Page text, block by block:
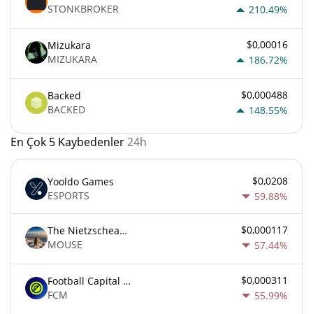
STONKBROKER
210.49%
Mizukara
MIZUKARA
$0,00016
186.72%
Backed
BACKED
$0,000488
148.55%
En Çok 5 Kaybedenler24h
Yooldo Games
ESPORTS
$0,0208
59.88%
The Nietzschean Mouse
MOUSE
$0,000117
57.44%
Football Capital Markets
FCM
$0,000311
55.99%